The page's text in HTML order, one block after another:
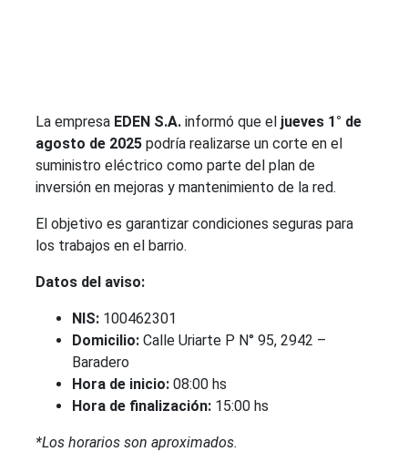
La empresa EDEN S.A. informó que el jueves 1° de
agosto de 2025 podría realizarse un corte en el
suministro eléctrico como parte del plan de
inversión en mejoras y mantenimiento de la red.
El objetivo es garantizar condiciones seguras para
los trabajos en el barrio.
Datos del aviso:
NIS: 100462301
Domicilio: Calle Uriarte P N° 95, 2942 –
Baradero
Hora de inicio: 08:00 hs
Hora de finalización: 15:00 hs
*Los horarios son aproximados.